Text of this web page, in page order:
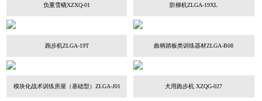
负重雪橇XZXQ-01 阶梯机ZLGA-19XL
跑步机ZLGA-19T 曲柄踏板类训练器材ZLGA-B08
模块化战术训练房屋（基础型）ZLGA-J01 犬用跑步机 XZQG-027